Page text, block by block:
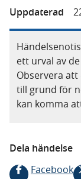
Uppdaterad
ett urval av
Observera
till grund för
kan komma
Dela händelse
Facebook